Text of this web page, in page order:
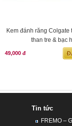
Kem đánh răng Colgate
than tre & bạc
49,000 đ
Tin tức
FREMO –